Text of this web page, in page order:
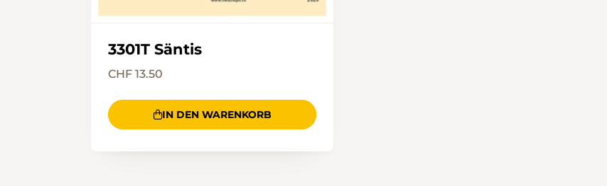
3301T Säntis
CHF 13.50
IN DEN WARENKORB